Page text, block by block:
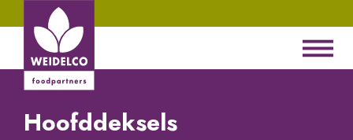
Hoofddeksels